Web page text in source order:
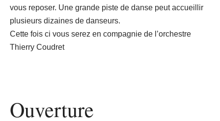
vous reposer. Une grande piste de danse peut accueillir
plusieurs dizaines de danseurs.
Cette fois ci vous serez en compagnie de l’orchestre
Thierry Coudret
Ouverture